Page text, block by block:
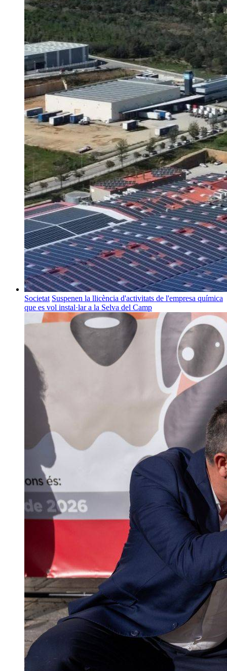
Societat Suspenen la llicència d'activitats de l'empresa química
que es vol instal·lar a la Selva del Camp